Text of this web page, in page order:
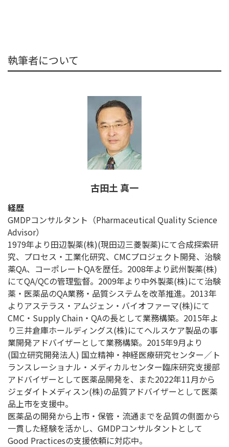
執筆者について
古田土 真一
経歴
GMDPコンサルタント（Pharmaceutical Quality Science
Advisor）
1979年より田辺製薬(株)(現田辺三菱製薬)にて合成探索研
究、プロセス・工業化研究、CMCプロジェクト開発、治験
薬QA、コーポレートQAを歴任。2008年より武州製薬(株)
にてQA/QCの管理監督。2009年より中外製薬(株)にて治験
薬・医薬品のQA業務・品質システムを改革推進。2013年
よりアステラス・アムジェン・バイオファーマ(株)にて
CMC・Supply Chain・QAの長として業務構築。2015年よ
り三井倉庫ホールディングス(株)にてヘルスケア製品の事
業開発アドバイザーとして業務構築。2015年9月より
(国立研究開発法人) 国立精神・神経医療研究センター／ト
ランスレーショナル・メディカルセンター臨床研究支援部
アドバイザーとして医薬品開発を、また2022年11月から
ジェダイトメディスン(株)の品質アドバイザーとして医薬
品上市を支援中。
医薬品の開発から上市・保管・流通までを品質の側面から
一貫した経験を活かし、GMDPコンサルタントとして
Good Practicesの支援依頼に対応中。